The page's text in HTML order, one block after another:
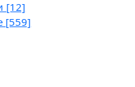
[12]
[559]